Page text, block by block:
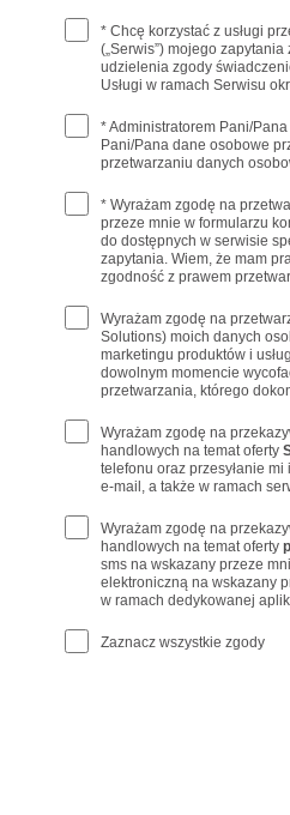
* Chcę korzystać z usługi
(„Serwis”) mojego
udzielenia zgody
Usługi w ramach Serwisu
* Administratorem Pani/
Pani/Pana dane osobowe
przetwarzaniu danych
* Wyrażam zgodę na
przeze mnie w formularzu
do dostępnych w serwisie
zapytania. Wiem, że mam
zgodność z prawem
Wyrażam zgodę na
Solutions) moich danych
marketingu produktów i usług
dowolnym momencie
przetwarzania, którego
Wyrażam zgodę na
handlowych na temat oferty
telefonu oraz przesyłanie
e-mail, a także w ramach
Wyrażam zgodę na
handlowych na temat oferty
sms na wskazany przeze
elektroniczną na wskazany
w ramach dedykowanej
Zaznacz wszystkie zgody